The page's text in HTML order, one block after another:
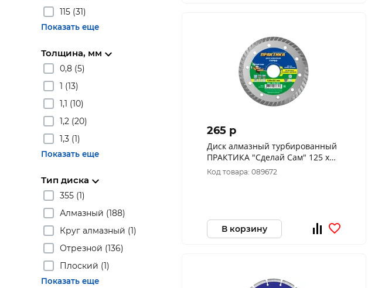
115 (31)
Показать еще
Толщина, мм
0,8 (5)
1 (13)
1,1 (10)
1,2 (20)
1,3 (1)
Показать еще
Тип диска
355 (1)
Алмазный (188)
Круг алмазный (1)
Отрезной (136)
Плоский (1)
Показать еще
265 p
Диск алмазный турбированный
ПРАКТИКА "Сделай Сам" 125 х
22 мм (1 шт.) 036-353
Код товара: 089672
В корзину